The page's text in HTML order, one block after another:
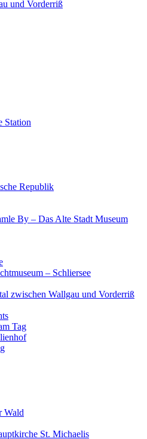
und Vorderriß
Station
Republik
By – Das Alte Stadt Museum
– Schliersee
zwischen Wallgau und Vorderriß
Tag
Wald
St. Michaelis